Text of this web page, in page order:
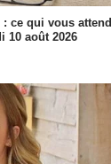
ce qui vous attend
10 août 2026